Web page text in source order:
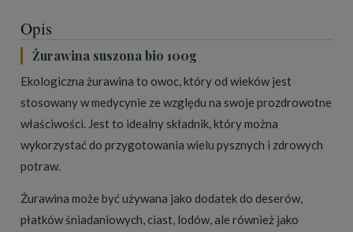
Opis
Żurawina suszona bio 100g
Ekologiczna żurawina to owoc, który od wieków jest
stosowany w medycynie ze względu na swoje prozdrowotne
właściwości. Jest to idealny składnik, który można
wykorzystać do przygotowania wielu pysznych i zdrowych
potraw.
Żurawina może być używana jako dodatek do deserów,
płatków śniadaniowych, ciast, lodów, ale również jako